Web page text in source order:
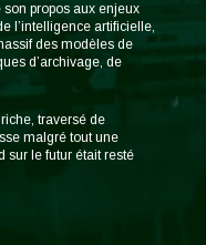
propos aux enjeux
l’intelligence artificielle,
des modèles de
d’archivage, de
traversé de
malgré tout une
sur le futur était resté